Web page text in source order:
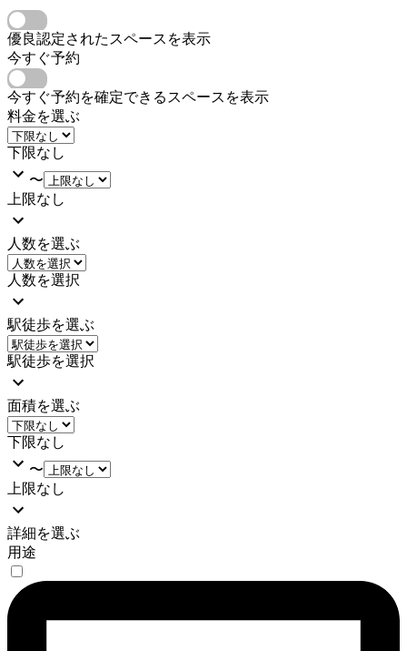
優良認定されたスペースを表示
今すぐ予約
今すぐ予約を確定できるスペースを表示
料金を選ぶ
下限なし
〜
上限なし
人数を選ぶ
人数を選択
駅徒歩を選ぶ
駅徒歩を選択
面積を選ぶ
下限なし
〜
上限なし
詳細を選ぶ
用途